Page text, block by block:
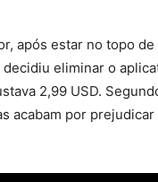
após estar no topo
eliminar o
2,99 USD.
acabam por